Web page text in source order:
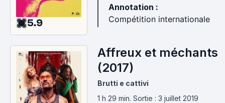
5.9
Annotation :
Compétition internationale
Affreux et méchants
(2017)
Brutti e cattivi
1 h 29 min. Sortie : 3 juillet 2019